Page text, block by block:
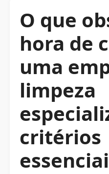
O que
hora de
uma
limpeza
critérios